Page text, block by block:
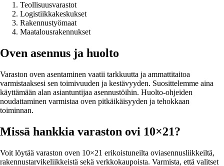
Teollisuusvarastot
Logistiikkakeskukset
Rakennustyömaat
Maatalousrakennukset
Oven asennus ja huolto
Varaston oven asentaminen vaatii tarkkuutta ja ammattitaitoa
varmistaaksesi sen toimivuuden ja kestävyyden. Suosittelemme aina
käyttämään alan asiantuntijaa asennustöihin. Huolto-ohjeiden
noudattaminen varmistaa oven pitkäikäisyyden ja tehokkaan
toiminnan.
Missä hankkia varaston ovi 10×21?
Voit löytää varaston oven 10×21 erikoistuneilta oviasennusliikkeiltä,
rakennustarvikeliikkeistä sekä verkkokaupoista. Varmista, että valitset